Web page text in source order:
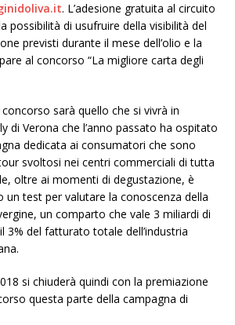
. L’adesione gratuita al circuito
possibilità di usufruire della visibilità del
previsti durante il mese dell’olio e la
al concorso “La migliore carta degli
sarà quello che si vivrà in
di Verona che l’anno passato ha ospitato
dedicata ai consumatori che sono
svoltosi nei centri commerciali di tutta
oltre ai momenti di degustazione, è
test per valutare la conoscenza della
un comparto che vale 3 miliardi di
3% del fatturato totale dell’industria
si chiuderà quindi con la premiazione
questa parte della campagna di